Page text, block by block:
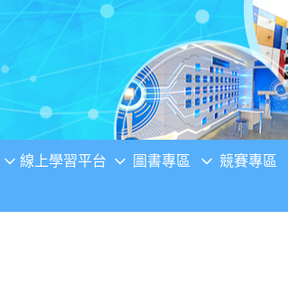
線上學習平台 圖書專區 競賽專區